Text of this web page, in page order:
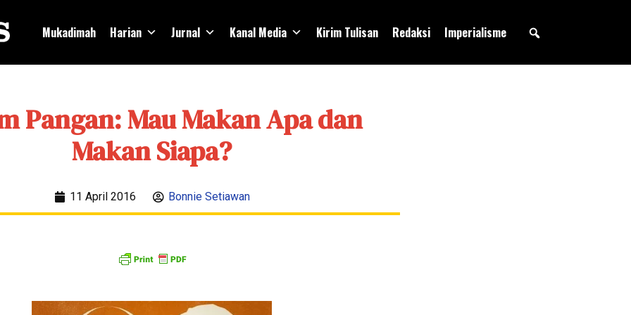
Mukadimah Harian Jurnal Kanal Media Kirim Tulisan Redaksi Imperialisme
Pangan: Mau Makan Apa dan
Makan Siapa?
11 April 2016 Bonnie Setiawan